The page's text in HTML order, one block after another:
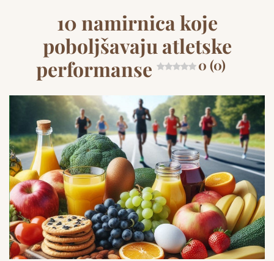
10 namirnica koje
poboljšavaju atletske
performanse
0 (0)